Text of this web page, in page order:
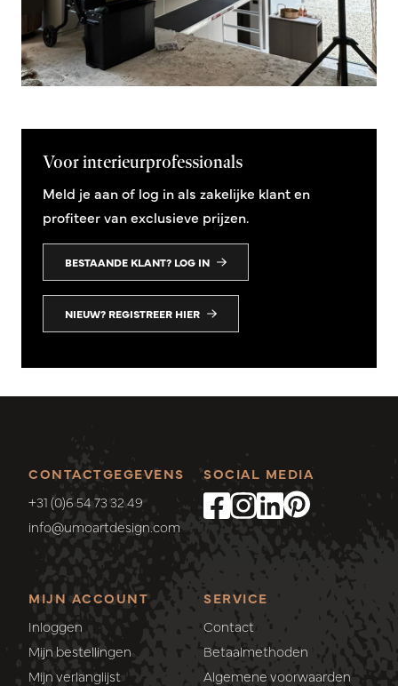
Voor interieurprofessionals
Meld je aan of log in als zakelijke klant en
profiteer van exclusieve prijzen.
BESTAANDE KLANT? LOG IN
NIEUW? REGISTREER HIER
CONTACTGEGEVENS
+31 (0)6 54 73 32 49
info@umoartdesign.com
MIJN ACCOUNT
Inloggen
Mijn bestellingen
Mijn verlanglijst
SERVICE
Contact
Betaalmethoden
Algemene voorwaarden
SOCIAL MEDIA